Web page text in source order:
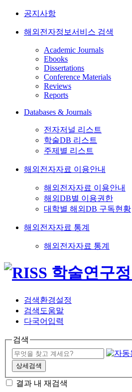
공지사항
해외전자정보서비스 검색
Academic Journals
Ebooks
Dissertations
Conference Materials
Reviews
Reports
Databases & Journals
전자저널 리스트
학술DB 리스트
주제별 리스트
해외전자자료 이용안내
해외전자자료 이용안내
해외DB별 이용권한
대학별 해외DB 구독현황
해외전자자료 통계
해외전자자료 통계
검색환경설정
검색도움말
다국어입력
검색
상세검색
결과 내 재검색